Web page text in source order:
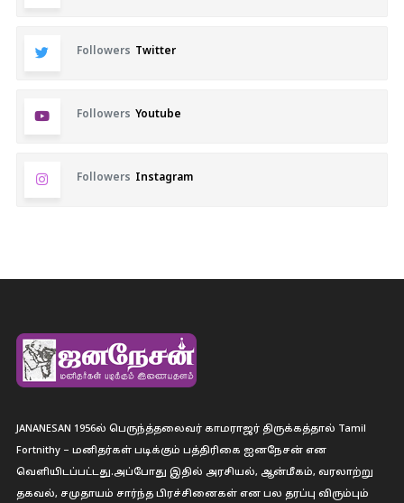
Followers Twitter
Followers Youtube
Followers Instagram
JANANESAN 1956ல் பெருந்த்தலைவர் காமராஜர் திருக்கத்தால் Tamil
Fortnithy – மனிதர்கள் படிக்கும் பத்திரிகை ஐனநேசன் என
வெளியிடப்பட்டது.அப்போது இதில் அரசியல், ஆன்மீகம், வரலாற்று
தகவல், சமுதாயம் சார்ந்த பிரச்சினைகள் என பல தரப்பு விரும்பும்